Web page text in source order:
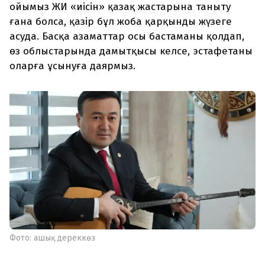
ойымыз ЖИ «иісін» қазақ жастарына таныту
ғана болса, қазір бұл жоба қарқынды жүзеге
асуда. Басқа азаматтар осы бастаманы қолдап,
өз облыстарында дамытқысы келсе, эстафетаны
оларға ұсынуға даярмыз.
Фото: ашық дереккөз